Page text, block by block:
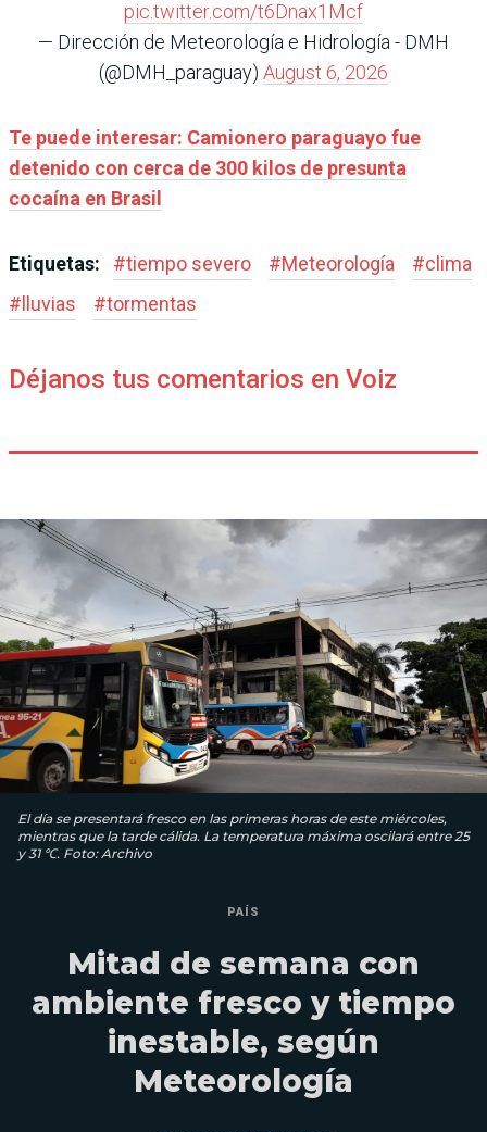
pic.twitter.com/t6Dnax1Mcf
— Dirección de Meteorología e Hidrología - DMH
(@DMH_paraguay) August 6, 2026
Te puede interesar: Camionero paraguayo fue
detenido con cerca de 300 kilos de presunta
cocaína en Brasil
Etiquetas: #tiempo severo #Meteorología #clima
# lluvias #tormentas
Déjanos tus comentarios en Voiz
El día se presentará fresco en las primeras horas de este miércoles,
mientras que la tarde cálida. La temperatura máxima oscilará entre 25
y 31 ℃. Foto: Archivo
PAÍS
Mitad de semana con
ambiente fresco y tiempo
inestable, según
Meteorología